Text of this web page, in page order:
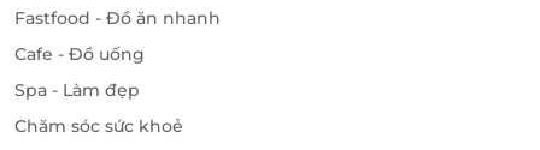
Fastfood - Đồ ăn nhanh
Cafe - Đồ uống
Spa - Làm đẹp
Chăm sóc sức khoẻ